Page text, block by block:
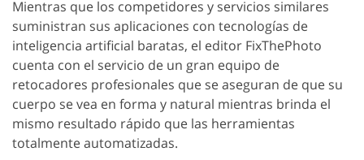
Mientras que los competidores y servicios similares
suministran sus aplicaciones con tecnologías de
inteligencia artificial baratas, el editor FixThePhoto
cuenta con el servicio de un gran equipo de
retocadores profesionales que se aseguran de que su
cuerpo se vea en forma y natural mientras brinda el
mismo resultado rápido que las herramientas
totalmente automatizadas.